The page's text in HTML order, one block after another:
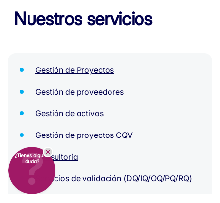
Nuestros servicios
Gestión de Proyectos
Gestión de proveedores
Gestión de activos
Gestión de proyectos CQV
Consultoría
Servicios de validación (DQ/IQ/OQ/PQ/RQ)
¿Tienes alguna
duda?